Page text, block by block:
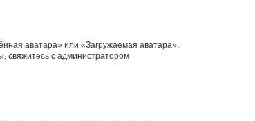
аватара» или «Загружаемая аватара».
свяжитесь с администратором